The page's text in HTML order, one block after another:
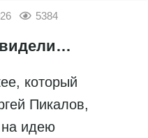
5384
который
Пикалов,
на идею